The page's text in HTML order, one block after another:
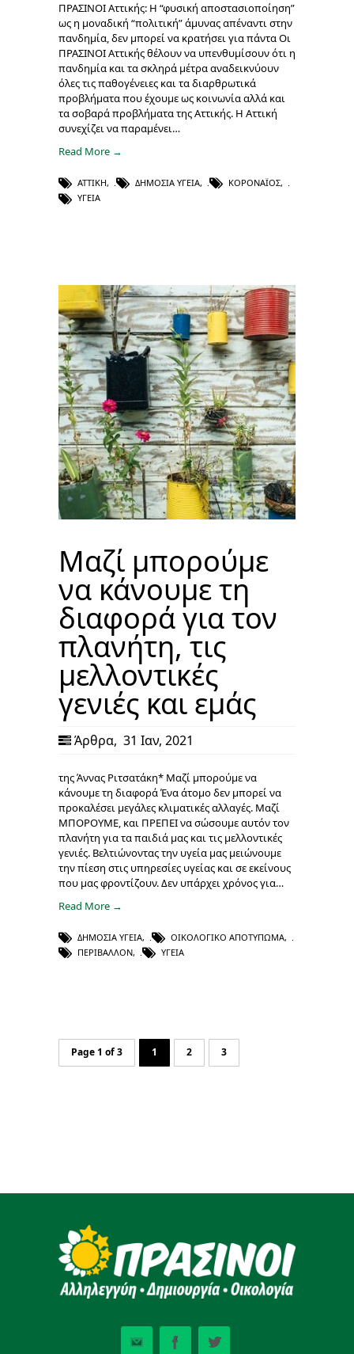
ΠΡΑΣΙΝΟΙ Αττικής: Η “φυσική αποστασιοποίηση”
ως η μοναδική “πολιτική” άμυνας απέναντι στην
πανδημία, δεν μπορεί να κρατήσει για πάντα Οι
ΠΡΑΣΙΝΟΙ Αττικής θέλουν να υπενθυμίσουν ότι η
πανδημία και τα σκληρά μέτρα αναδεικνύουν
όλες τις παθογένειες και τα διαρθρωτικά
προβλήματα που έχουμε ως κοινωνία αλλά και
τα σοβαρά προβλήματα της Αττικής. Η Αττική
συνεχίζει να παραμένει…
Read More →
ΑΤΤΙΚΉ, ΔΗΜΌΣΙΑ ΥΓΕΊΑ, ΚΟΡΟΝΑΪΌΣ,
ΥΓΕΊΑ
Μαζί μπορούμε
να κάνουμε τη
διαφορά για τον
πλανήτη, τις
μελλοντικές
γενιές και εμάς
Άρθρα, 31 Ιαν, 2021
της Άννας Ριτσατάκη* Μαζί μπορούμε να
κάνουμε τη διαφορά Ένα άτομο δεν μπορεί να
προκαλέσει μεγάλες κλιματικές αλλαγές. Μαζί
ΜΠΟΡΟΥΜΕ, και ΠΡΕΠΕΙ να σώσουμε αυτόν τον
πλανήτη για τα παιδιά μας και τις μελλοντικές
γενιές. Βελτιώνοντας την υγεία μας μειώνουμε
την πίεση στις υπηρεσίες υγείας και σε εκείνους
που μας φροντίζουν. Δεν υπάρχει χρόνος για…
Read More →
ΔΗΜΌΣΙΑ ΥΓΕΊΑ, ΟΙΚΟΛΟΓΙΚΌ ΑΠΟΤΎΠΩΜΑ,
ΠΕΡΙΒΆΛΛΟΝ, ΥΓΕΊΑ
Page 1 of 3 1 2 3